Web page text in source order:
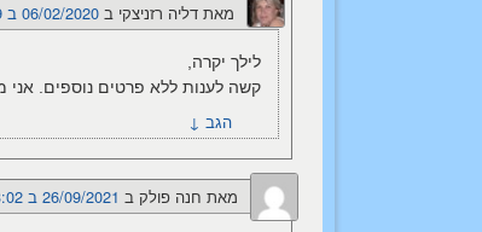
מאת דליה רזניצקי ב 06/02/2020 ב 16:39
לילך יקרה,
קשה לענות ללא פרטים נוספים. אני
הגב ↓
מאת חנה פולק ב 26/09/2021 ב 13:02